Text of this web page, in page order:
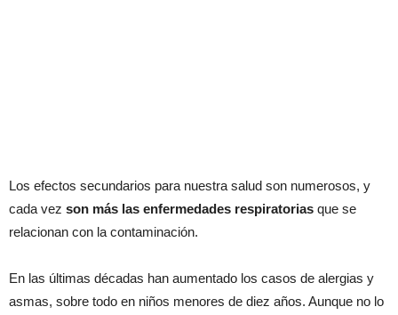
Los efectos secundarios para nuestra salud son numerosos, y
cada vez son más las enfermedades respiratorias que se
relacionan con la contaminación.
En las últimas décadas han aumentado los casos de alergias y
asmas, sobre todo en niños menores de diez años. Aunque no lo